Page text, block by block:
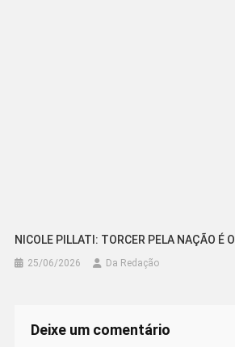
NICOLE PILLATI: TORCER PELA NAÇÃO É
25/06/2026 Da Redação
Deixe um comentário